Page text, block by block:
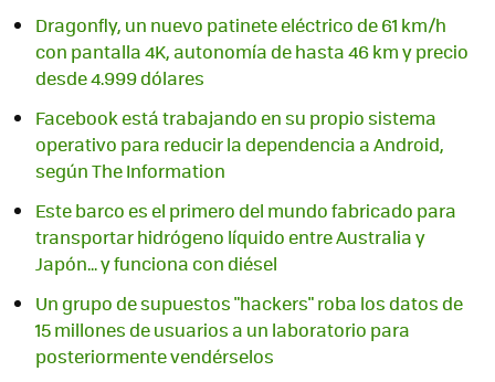
Dragonfly, un nuevo patinete eléctrico de 61 km/h
con pantalla 4K, autonomía de hasta 46 km y precio
desde 4.999 dólares
Facebook está trabajando en su propio sistema
operativo para reducir la dependencia a Android,
según The Information
Este barco es el primero del mundo fabricado para
transportar hidrógeno líquido entre Australia y
Japón... y funciona con diésel
Un grupo de supuestos "hackers" roba los datos de
15 millones de usuarios a un laboratorio para
posteriormente vendérselos